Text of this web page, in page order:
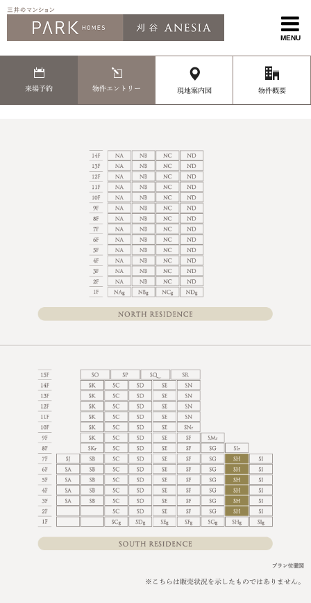
MENU
来場予約 物件エントリー 現地案内図 物件概要
※こちらは販売状況を示したものではありません。